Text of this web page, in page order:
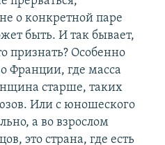
о конкретной паре
быть. И так бывает,
признать? Особенно
Франции, где масса
старше, таких
Или с юношеского
а во взрослом
это страна, где есть